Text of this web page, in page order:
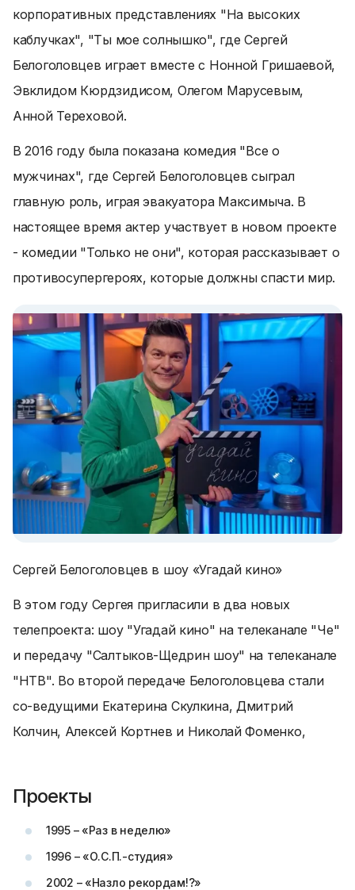
корпоративных представлениях "На высоких
каблучках", "Ты мое солнышко", где Сергей
Белоголовцев играет вместе с Нонной Гришаевой,
Эвклидом Кюрдзидисом, Олегом Марусевым,
Анной Тереховой.
В 2016 году была показана комедия "Все о
мужчинах", где Сергей Белоголовцев сыграл
главную роль, играя эвакуатора Максимыча. В
настоящее время актер участвует в новом проекте
- комедии "Только не они", которая рассказывает о
противосупергероях, которые должны спасти мир.
Сергей Белоголовцев в шоу «Угадай кино»
В этом году Сергея пригласили в два новых
телепроекта: шоу "Угадай кино" на телеканале "Че"
и передачу "Салтыков-Щедрин шоу" на телеканале
"НТВ". Во второй передаче Белоголовцева стали
со-ведущими Екатерина Скулкина, Дмитрий
Колчин, Алексей Кортнев и Николай Фоменко,
Проекты
1995 – «Раз в неделю»
1996 – «О.С.П.-студия»
2002 – «Назло рекордам!?»